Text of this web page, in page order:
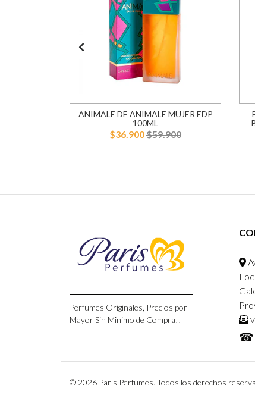
ANIMALE DE ANIMALE MUJER EDP
100ML
$36.900$59.900
Perfumes Originales, Precios por
Mayor Sin Minimo de Compra!!
☎
© 2026 Paris Perfumes. Todos los derechos